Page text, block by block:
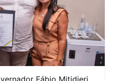
Fábio Mitidieri